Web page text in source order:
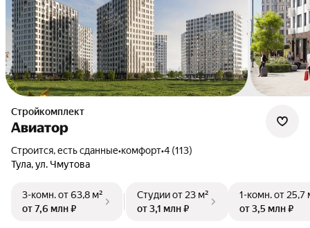
Стройкомплект
Авиатор
Строится, есть сданные•комфорт•4 (113)
Тула, ул. Чмутова
3-комн.от 63,8 м²
от 7,6 млн ₽
Студииот 23 м²
от 3,1 млн ₽
1-комн.от 25,7
от 3,5 млн ₽